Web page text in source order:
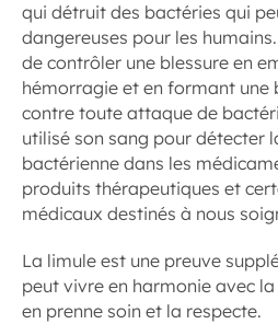
qui détruit des bactéries qui
dangereuses pour les
de contrôler une blessure en
hémorragie et en formant une
contre toute attaque de
utilisé son sang pour détecter
bactérienne dans les
produits thérapeutiques et
médicaux destinés à nous
La limule est une preuve
peut vivre en harmonie avec
en prenne soin et la respecte.